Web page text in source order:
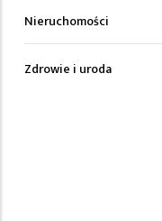
Nieruchomości
Zdrowie i uroda